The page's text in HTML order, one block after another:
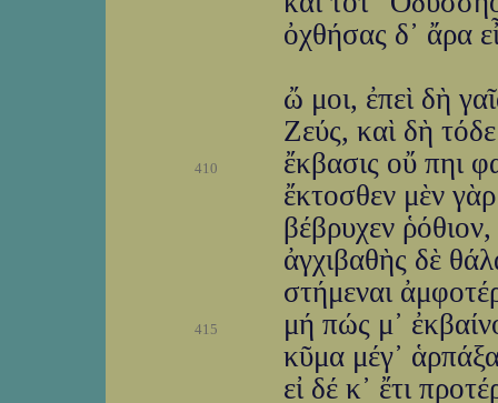
ὀχθήσας δ᾽ ἄρα
ὤ μοι, ἐπεὶ δὴ
Ζεύς, καὶ δὴ
410
ἔκβασις οὔ πηι
ἔκτοσθεν μὲν
βέβρυχεν
ἀγχιβαθὴς δὲ
στήμεναι
415
μή πώς μ᾽
κῦμα μέγ᾽
εἰ δέ κ᾽ ἔτι